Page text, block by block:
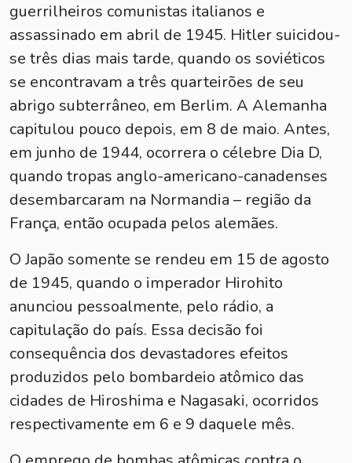
guerrilheiros comunistas italianos e
assassinado em abril de 1945. Hitler suicidou-
se três dias mais tarde, quando os soviéticos
se encontravam a três quarteirões de seu
abrigo subterrâneo, em Berlim. A Alemanha
capitulou pouco depois, em 8 de maio. Antes,
em junho de 1944, ocorrera o célebre Dia D,
quando tropas anglo-americano-canadenses
desembarcaram na Normandia – região da
França, então ocupada pelos alemães.
O Japão somente se rendeu em 15 de agosto
de 1945, quando o imperador Hirohito
anunciou pessoalmente, pelo rádio, a
capitulação do país. Essa decisão foi
consequência dos devastadores efeitos
produzidos pelo bombardeio atômico das
cidades de Hiroshima e Nagasaki, ocorridos
respectivamente em 6 e 9 daquele mês.